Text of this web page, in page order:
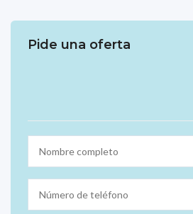
Pide una oferta